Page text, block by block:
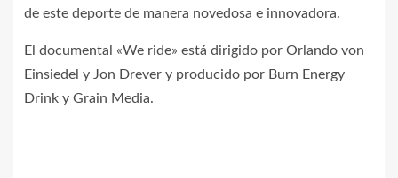
de este deporte de manera novedosa e innovadora.
El documental «We ride» está dirigido por Orlando von
Einsiedel y Jon Drever y producido por Burn Energy
Drink y Grain Media.